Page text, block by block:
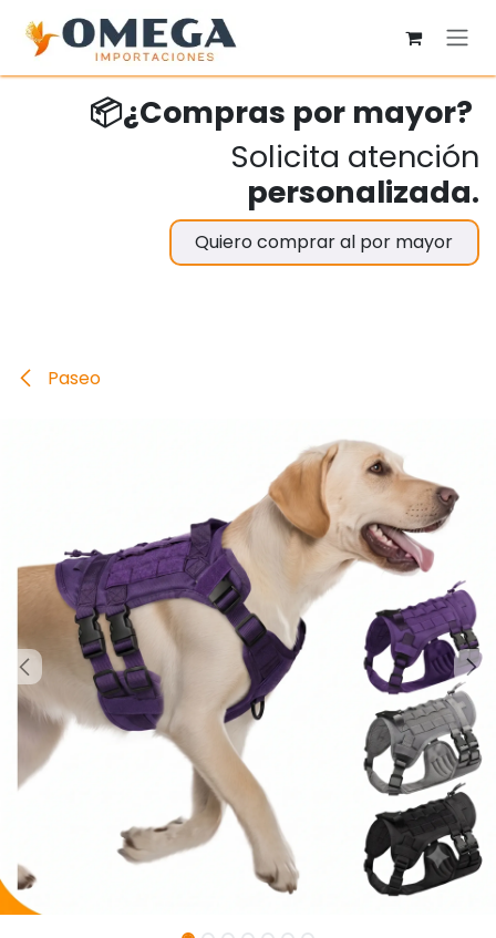
Ir al contenido
📦¿Compras por mayor?
Solicita atención
personalizada.
Quiero comprar al por mayor
Paseo